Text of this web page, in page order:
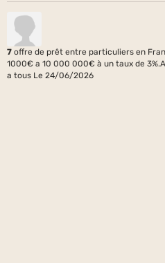
7 offre de prêt entre particuliers en
1000€ a 10 000 000€ à un taux de
a tous Le 24/06/2026